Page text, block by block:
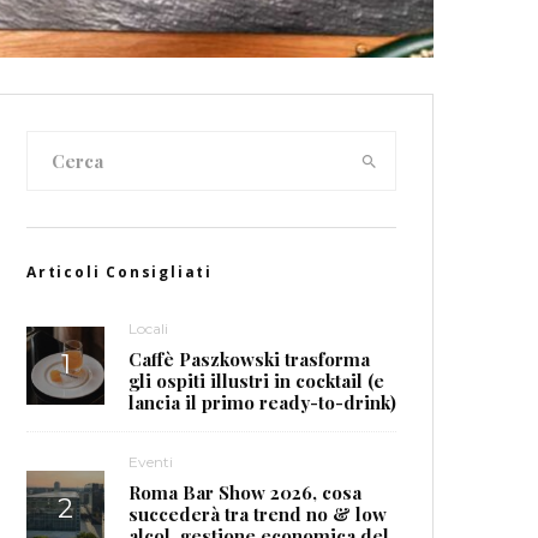
Articoli Consigliati
Locali
Caffè Paszkowski trasforma
gli ospiti illustri in cocktail (e
lancia il primo ready-to-drink)
Eventi
Roma Bar Show 2026, cosa
succederà tra trend no & low